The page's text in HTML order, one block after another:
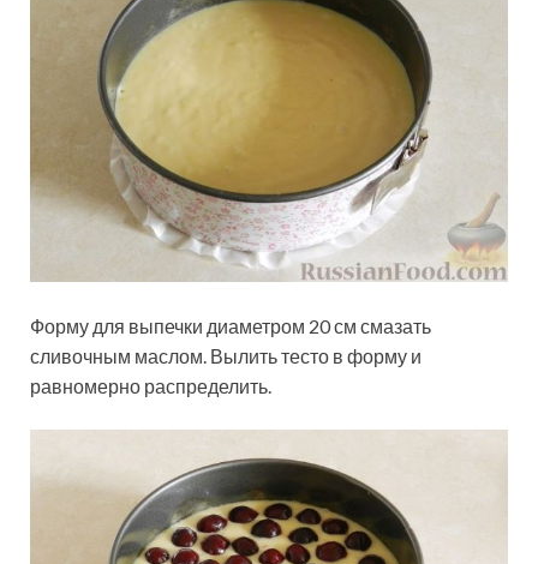
Форму для выпечки диаметром 20 см смазать
сливочным маслом. Вылить тесто в форму и
равномерно распределить.